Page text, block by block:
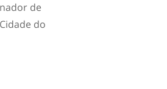
de
do